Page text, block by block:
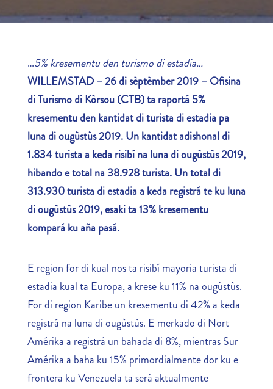
…5% kresementu den turismo di estadia…
WILLEMSTAD – 26 di sèptèmber 2019 – Ofisina
di Turismo di Kòrsou (CTB) ta raportá 5%
kresementu den kantidat di turista di estadia pa
luna diougùstùs2019. Un kantidat adishonal di
1.834 turista a keda risibí na luna diougùstùs2019,
hibando e total na 38.928 turista. Un total di
313.930 turista di estadia a keda registrá te ku luna
diougùstùs 2019, esaki ta 13% kresementu
kompará ku aña pasá.
E region for di kual nos ta risibí mayoria turista di
estadia kual ta Europa, a krese ku 11% na ougùstùs.
For di region Karibe un kresementu di 42% a keda
registrá na luna di ougùstùs. E merkado di Nort
Amérika a registrá un bahada di 8%, mientras Sur
Amérika a baha ku 15% primordialmente dor ku e
frontera ku Venezuela ta será aktualmente